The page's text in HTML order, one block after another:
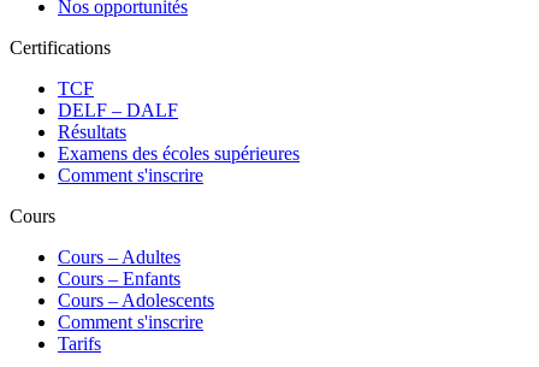
Nos opportunités
Certifications
TCF
DELF – DALF
Résultats
Examens des écoles supérieures
Comment s'inscrire
Cours
Сours – Adultes
Cours – Enfants
Cours – Adolescents
Comment s'inscrire
Tarifs